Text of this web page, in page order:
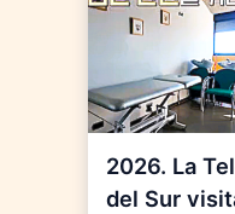
2026. La
del Sur